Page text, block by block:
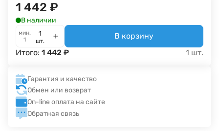
1 442 ₽
В наличии
мин.
1
шт.
В корзину
Итого: 1 442 ₽ 1 шт.
Гарантия и качество
Обмен или возврат
On-line оплата на сайте
Обратная связь